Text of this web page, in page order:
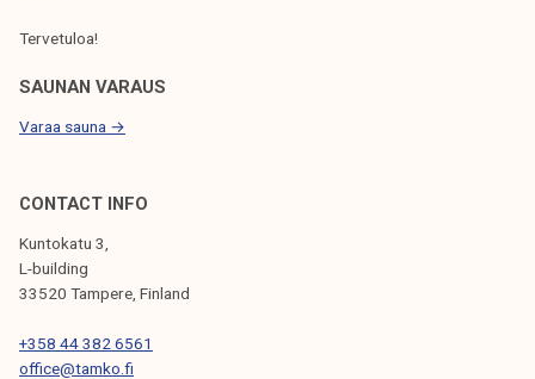
T
U
S
Tervetuloa!
SAUNAN VARAUS
Varaa sauna →
CONTACT INFO
Kuntokatu 3,
L-building
33520 Tampere, Finland
+358 44 382 6561
office@tamko.fi